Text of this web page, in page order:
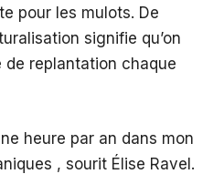
pour les mulots. De
signifie qu’on
replantation chaque
heure par an dans mon
, sourit Élise Ravel.